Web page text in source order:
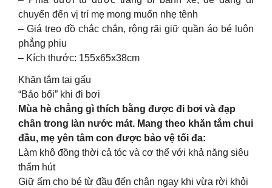
chuyển đến vị trí mẹ mong muốn nhẹ tênh
– Giá treo đồ chắc chắn, rộng rãi giữ quần áo bé luôn
phẳng phiu
– Kích thước: 155x65x38cm
Khăn tắm tai gấu
“Bảo bối” khi đi bơi
Mùa hè chẳng gì thích bằng được đi bơi và đạp
chân trong làn nước mát. Mang theo khăn tắm chui
đầu, mẹ yên tâm con được bảo vệ tối đa:
Làm khô đồng thời cả tóc và cơ thể với khả năng siêu
thấm hút
Giữ ấm cho bé từ đầu đến chân ngay khi vừa rời khỏi